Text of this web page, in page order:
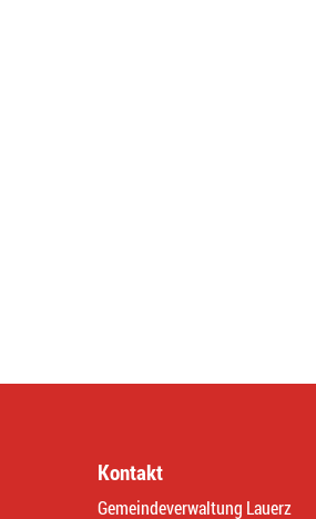
Kontakt
Gemeindeverwaltung Lauerz